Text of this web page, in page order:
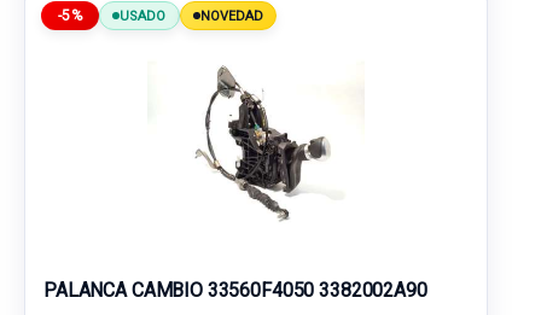
-5% USADO NOVEDAD
PALANCA CAMBIO 33560F4050 3382002A90